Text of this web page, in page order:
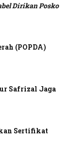
Dirikan Posko
(POPDA)
Safrizal Jaga
Sertifikat